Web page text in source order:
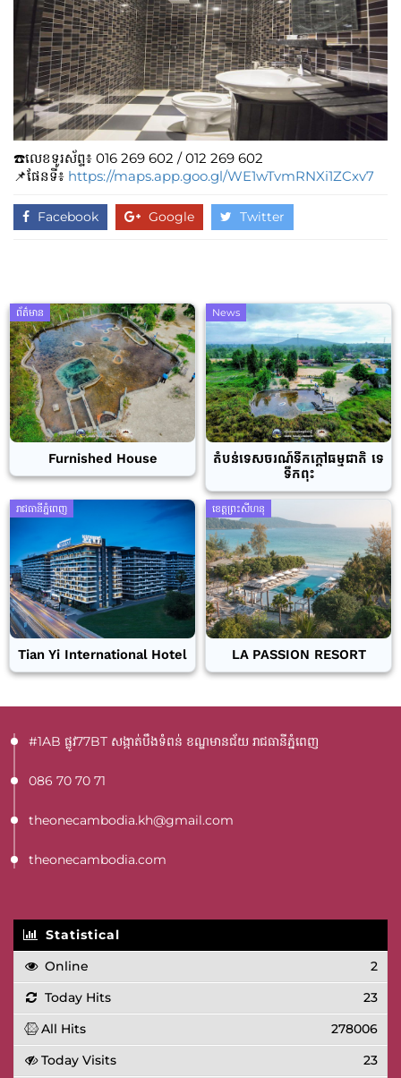
☎️លេខទូរស័ព្ទ៖​​ 016 269 602​ / 012 269 602
📌ផែនទី៖ https://maps.app.goo.gl/WE1wTvmRNXi1ZCxv7
Facebook Google Twitter
ព័ត៌មាន
Furnished House
News
តំបន់ទេសចរណ៍ទឹកក្តៅធម្មជាតិ ទេ
ទឹកពុះ
រាជធានីភ្នំពេញ
Tian Yi International Hotel
ខេត្តព្រះសីហនុ
LA PASSION RESORT
#1AB ផ្លូវ77BT​ សង្កាត់បឹងទំពន់ ខណ្ឌមានជ័យ រាជធានីភ្នំពេញ
086 70 70 71
theonecambodia.kh@gmail.com
theonecambodia.com
Statistical
Online
2
Today Hits
23
All Hits
278006
Today Visits
23